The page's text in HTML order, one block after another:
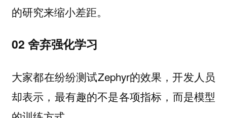
的研究来缩小差距。
02 舍弃强化学习
大家都在纷纷测试Zephyr的效果，开发人员
却表示，最有趣的不是各项指标，而是模型